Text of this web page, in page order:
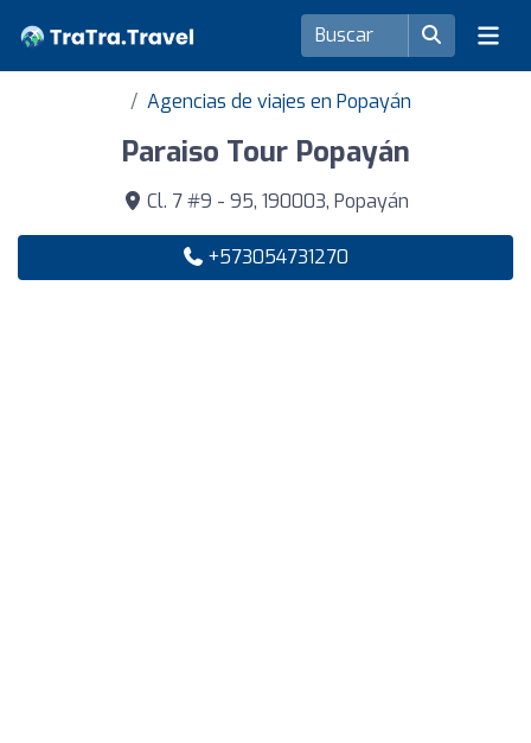
Agencias de viajes en Popayán
Paraiso Tour Popayán
Cl. 7 #9 - 95, 190003, Popayán
+573054731270